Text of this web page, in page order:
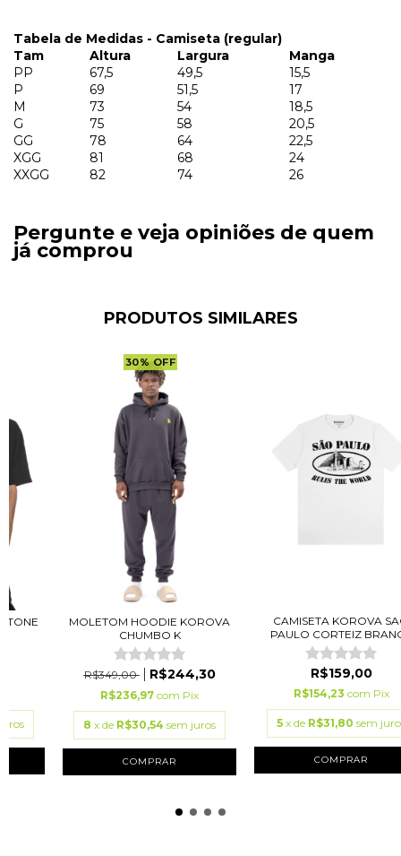
Tabela de Medidas - Camiseta (regular)
Tam
Altura Largura
Manga
PP
67,5 49,5
15,5
P
69 51,5
17
M
73 54
18,5
G
75 58
20,5
GG
78 64
22,5
XGG
81 68
24
XXGG
82 74 26
Pergunte e veja opiniões de quem
já comprou
PRODUTOS SIMILARES
30% OFF
MOLETOM HOODIE KOROVA
CHUMBO K
R$349,00 R$244,30
R$236,97 com Pix
8 x de R$30,54 sem juros
COMPRAR
CAMISETA KOROVA
PAULO CORTEIZ
R$159,00
R$154,23 com Pix
5 x de R$31,80 sem
COMPRAR